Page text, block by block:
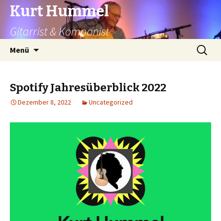
Kurt Hummel
Gitarrist & Komponist
Menü
Suchen
nach:
Spotify Jahresüberblick 2022
Dezember 8, 2022 Uncategorized